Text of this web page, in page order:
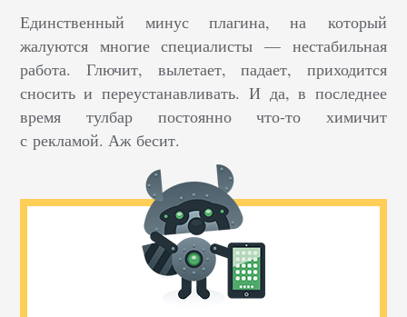
Единственный минус плагина, на который
жалуются многие специалисты — нестабильная
работа. Глючит, вылетает, падает, приходится
сносить и переустанавливать. И да, в последнее
время тулбар постоянно что-то химичит
с рекламой. Аж бесит.